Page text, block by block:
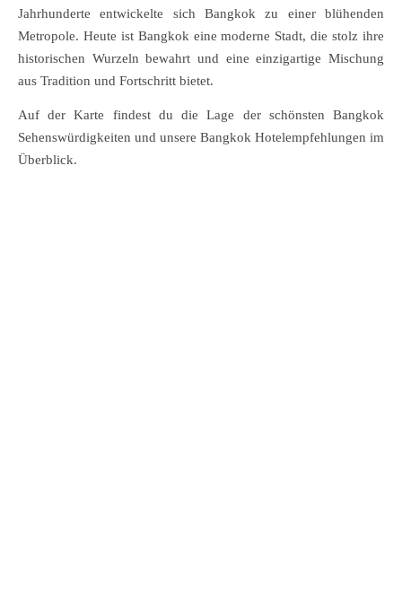
Jahrhunderte entwickelte sich Bangkok zu einer blühenden
Metropole. Heute ist Bangkok eine moderne Stadt, die stolz ihre
historischen Wurzeln bewahrt und eine einzigartige Mischung
aus Tradition und Fortschritt bietet.
Auf der Karte findest du die Lage der schönsten Bangkok
Sehenswürdigkeiten und unsere Bangkok Hotelempfehlungen im
Überblick.